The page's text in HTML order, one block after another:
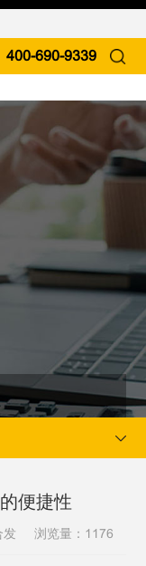
400-690-9339
行业新闻
便捷性
发 浏览量： 1176